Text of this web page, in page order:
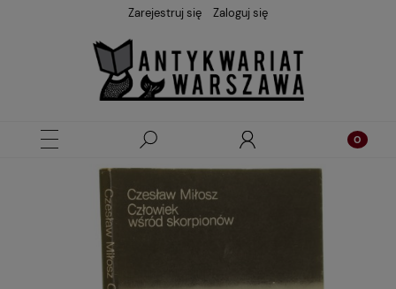
Zarejestruj się Zaloguj się